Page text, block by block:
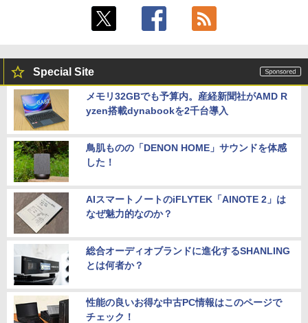
Special Site
メモリ32GBでも予算内。産経新聞社がAMD R
yzen搭載dynabookを2千台導入
鳥肌ものの「DENON HOME」サウンドを体感
した！
AIスマートノートのiFLYTEK「AINOTE 2」は
なぜ魅力的なのか？
総合オーディオブランドに進化するSHANLING
とは何者か？
性能の良いお得な中古PC情報はこのページで
チェック！